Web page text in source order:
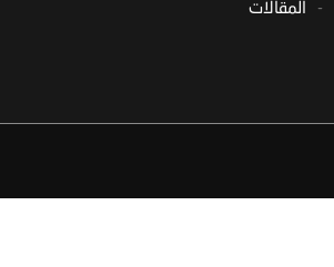
المقالات